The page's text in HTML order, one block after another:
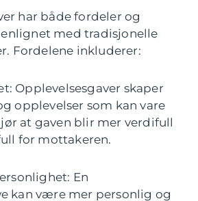
har både fordeler og
med tradisjonelle
Fordelene inkluderer:
Opplevelsesgaver skaper
opplevelser som kan vare
at gaven blir mer verdifull
for mottakeren.
En
kan være mer personlig og